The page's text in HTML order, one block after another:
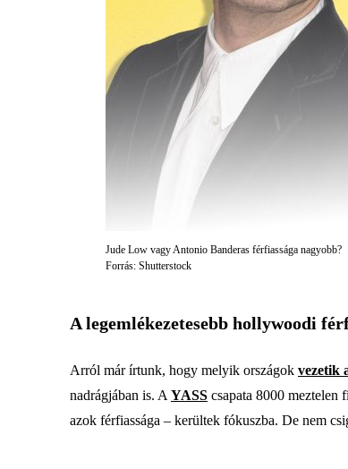
Jude Low vagy Antonio Banderas férfiassága nagyobb?
Forrás: Shutterstock
A legemlékezetesebb hollywoodi
Arról már írtunk, hogy melyik országok vezetik
nadrágjában is. A YASS csapata 8000 meztelen
azok férfiassága – kerültek fókuszba. De nem